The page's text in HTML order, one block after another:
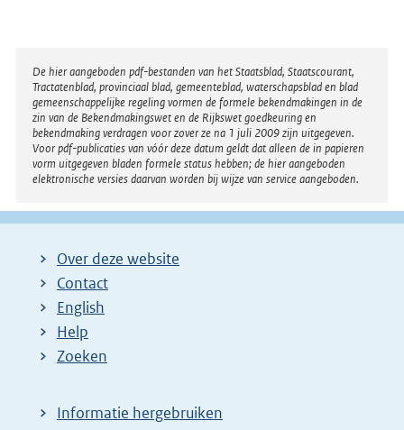
Disclaimer
De hier aangeboden pdf-bestanden van het Staatsblad, Staatscourant,
Tractatenblad, provinciaal blad, gemeenteblad, waterschapsblad en blad
gemeenschappelijke regeling vormen de formele bekendmakingen in de
zin van de Bekendmakingswet en de Rijkswet goedkeuring en
bekendmaking verdragen voor zover ze na 1 juli 2009 zijn uitgegeven.
Voor pdf-publicaties van vóór deze datum geldt dat alleen de in papieren
vorm uitgegeven bladen formele status hebben; de hier aangeboden
elektronische versies daarvan worden bij wijze van service aangeboden.
Over deze website
Contact
English
Help
Zoeken
Informatie hergebruiken